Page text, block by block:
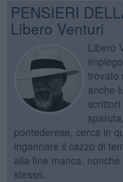
PENSIERI
Libero Venturi
Libero
trovato
anche
pontederese, cerca in
ingannare il cazzo di
alla fine manca,
stesso.